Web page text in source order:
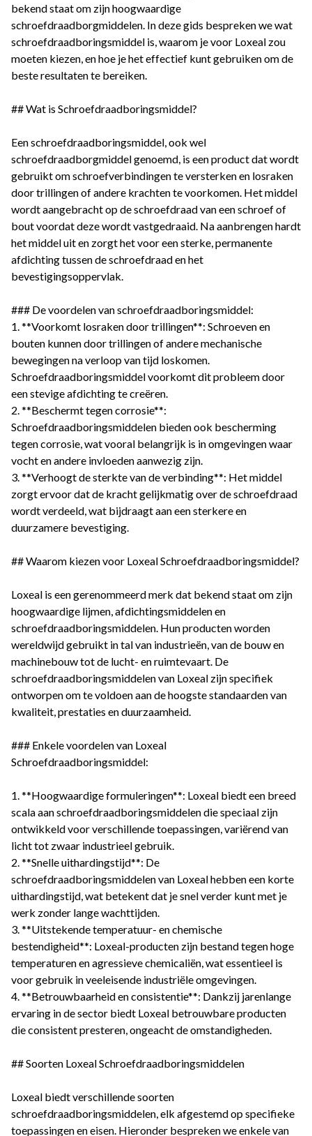
bekend staat om zijn hoogwaardige
schroefdraadborgmiddelen. In deze gids bespreken we wat
schroefdraadboringsmiddel is, waarom je voor Loxeal zou
moeten kiezen, en hoe je het effectief kunt gebruiken om de
beste resultaten te bereiken.
## Wat is Schroefdraadboringsmiddel?
Een schroefdraadboringsmiddel, ook wel
schroefdraadborgmiddel genoemd, is een product dat wordt
gebruikt om schroefverbindingen te versterken en losraken
door trillingen of andere krachten te voorkomen. Het middel
wordt aangebracht op de schroefdraad van een schroef of
bout voordat deze wordt vastgedraaid. Na aanbrengen hardt
het middel uit en zorgt het voor een sterke, permanente
afdichting tussen de schroefdraad en het
bevestigingsoppervlak.
### De voordelen van schroefdraadboringsmiddel:
1. **Voorkomt losraken door trillingen**: Schroeven en
bouten kunnen door trillingen of andere mechanische
bewegingen na verloop van tijd loskomen.
Schroefdraadboringsmiddel voorkomt dit probleem door
een stevige afdichting te creëren.
2. **Beschermt tegen corrosie**:
Schroefdraadboringsmiddelen bieden ook bescherming
tegen corrosie, wat vooral belangrijk is in omgevingen waar
vocht en andere invloeden aanwezig zijn.
3. **Verhoogt de sterkte van de verbinding**: Het middel
zorgt ervoor dat de kracht gelijkmatig over de schroefdraad
wordt verdeeld, wat bijdraagt aan een sterkere en
duurzamere bevestiging.
## Waarom kiezen voor Loxeal Schroefdraadboringsmiddel?
Loxeal is een gerenommeerd merk dat bekend staat om zijn
hoogwaardige lijmen, afdichtingsmiddelen en
schroefdraadboringsmiddelen. Hun producten worden
wereldwijd gebruikt in tal van industrieën, van de bouw en
machinebouw tot de lucht- en ruimtevaart. De
schroefdraadboringsmiddelen van Loxeal zijn specifiek
ontworpen om te voldoen aan de hoogste standaarden van
kwaliteit, prestaties en duurzaamheid.
### Enkele voordelen van Loxeal
Schroefdraadboringsmiddel:
1. **Hoogwaardige formuleringen**: Loxeal biedt een breed
scala aan schroefdraadboringsmiddelen die speciaal zijn
ontwikkeld voor verschillende toepassingen, variërend van
licht tot zwaar industrieel gebruik.
2. **Snelle uithardingstijd**: De
schroefdraadboringsmiddelen van Loxeal hebben een korte
uithardingstijd, wat betekent dat je snel verder kunt met je
werk zonder lange wachttijden.
3. **Uitstekende temperatuur- en chemische
bestendigheid**: Loxeal-producten zijn bestand tegen hoge
temperaturen en agressieve chemicaliën, wat essentieel is
voor gebruik in veeleisende industriële omgevingen.
4. **Betrouwbaarheid en consistentie**: Dankzij jarenlange
ervaring in de sector biedt Loxeal betrouwbare producten
die consistent presteren, ongeacht de omstandigheden.
## Soorten Loxeal Schroefdraadboringsmiddelen
Loxeal biedt verschillende soorten
schroefdraadboringsmiddelen, elk afgestemd op specifieke
toepassingen en eisen. Hieronder bespreken we enkele van